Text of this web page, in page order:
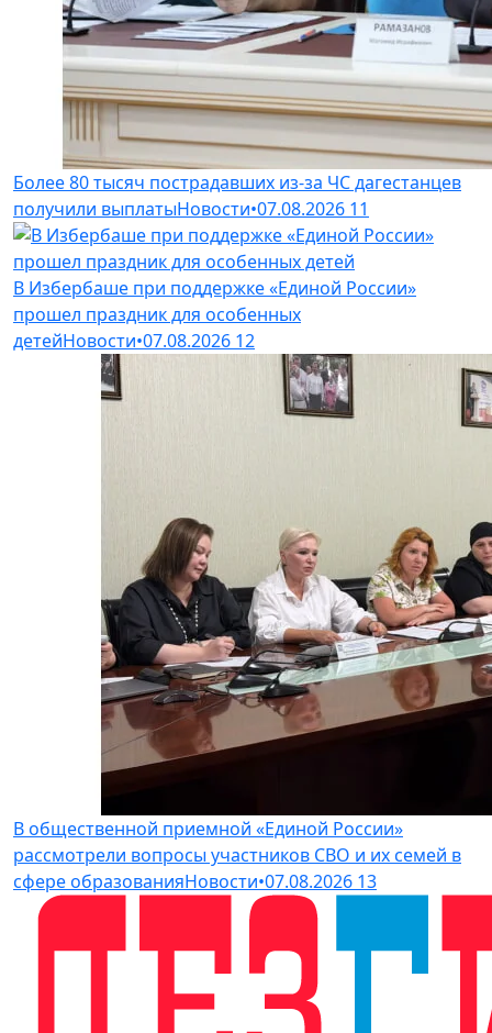
Более 80 тысяч пострадавших из-за ЧС дагестанцев
получили выплатыНовости•07.08.2026 11
В Избербаше при поддержке «Единой России»
прошел праздник для особенных
детейНовости•07.08.2026 12
В общественной приемной «Единой России»
рассмотрели вопросы участников СВО и их семей в
сфере образованияНовости•07.08.2026 13